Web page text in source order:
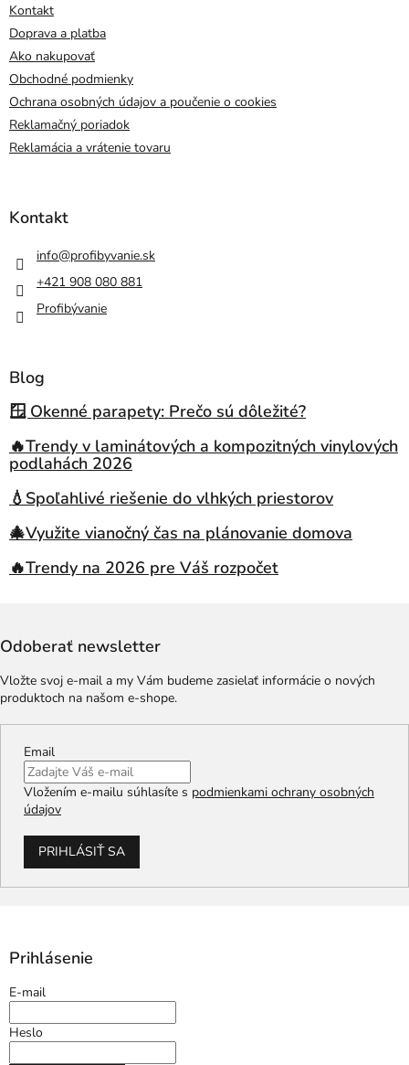
Kontakt
Doprava a platba
Ako nakupovať
Obchodné podmienky
Ochrana osobných údajov a poučenie o cookies
Reklamačný poriadok
Reklamácia a vrátenie tovaru
Kontakt
info@profibyvanie.sk
+421 908 080 881
Profibývanie
Blog
🪟 Okenné parapety: Prečo sú dôležité?
🔥Trendy v laminátových a kompozitných vinylových
podlahách 2026
💧Spoľahlivé riešenie do vlhkých priestorov
🎄Využite vianočný čas na plánovanie domova
🔥Trendy na 2026 pre Váš rozpočet
Odoberať newsletter
Vložte svoj e-mail a my Vám budeme zasielať informácie o nových
produktoch na našom e-shope.
Email
Vložením e-mailu súhlasíte s podmienkami ochrany osobných
údajov
PRIHLÁSIŤ SA
Prihlásenie
E-mail
Heslo